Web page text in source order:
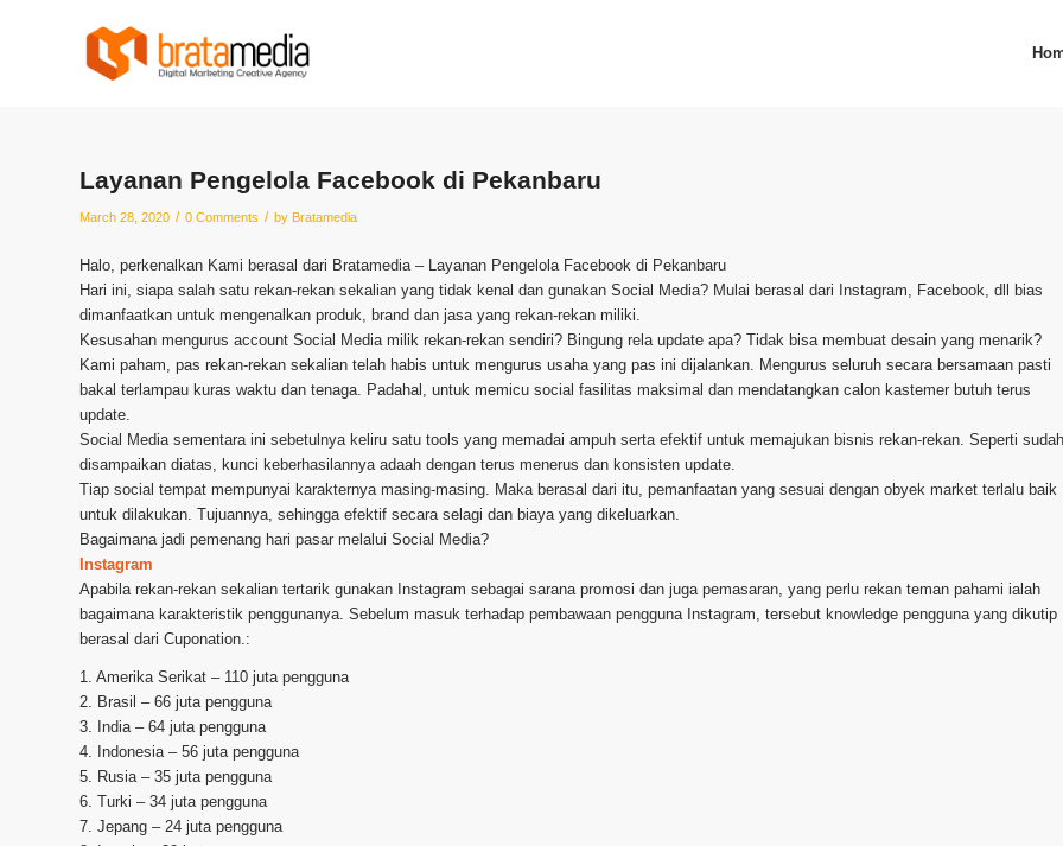
Layanan Pengelola Facebook di Pekanbaru
March 28, 2020 / 0 Comments / by Bratamedia
Halo, perkenalkan Kami berasal dari Bratamedia – Layanan Pengelola Facebook di Pekanbaru
Hari ini, siapa salah satu rekan-rekan sekalian yang tidak kenal dan gunakan Social Media? Mulai berasal dari Instagram, Facebook, dll bias
dimanfaatkan untuk mengenalkan produk, brand dan jasa yang rekan-rekan miliki.
Kesusahan mengurus account Social Media milik rekan-rekan sendiri? Bingung rela update apa? Tidak bisa membuat desain yang menarik?
Kami paham, pas rekan-rekan sekalian telah habis untuk mengurus usaha yang pas ini dijalankan. Mengurus seluruh secara bersamaan pasti
bakal terlampau kuras waktu dan tenaga. Padahal, untuk memicu social fasilitas maksimal dan mendatangkan calon kastemer butuh terus
update.
Social Media sementara ini sebetulnya keliru satu tools yang memadai ampuh serta efektif untuk memajukan bisnis rekan-rekan. Seperti sudah
disampaikan diatas, kunci keberhasilannya adaah dengan terus menerus dan konsisten update.
Tiap social tempat mempunyai karakternya masing-masing. Maka berasal dari itu, pemanfaatan yang sesuai dengan obyek market terlalu baik
untuk dilakukan. Tujuannya, sehingga efektif secara selagi dan biaya yang dikeluarkan.
Bagaimana jadi pemenang hari pasar melalui Social Media?
Instagram
Apabila rekan-rekan sekalian tertarik gunakan Instagram sebagai sarana promosi dan juga pemasaran, yang perlu rekan teman pahami ialah
bagaimana karakteristik penggunanya. Sebelum masuk terhadap pembawaan pengguna Instagram, tersebut knowledge pengguna yang dikutip
berasal dari Cuponation.:
1. Amerika Serikat – 110 juta pengguna
2. Brasil – 66 juta pengguna
3. India – 64 juta pengguna
4. Indonesia – 56 juta pengguna
5. Rusia – 35 juta pengguna
6. Turki – 34 juta pengguna
7. Jepang – 24 juta pengguna